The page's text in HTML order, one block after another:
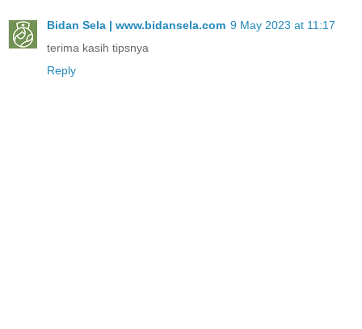
Bidan Sela | www.bidansela.com 9 May 2023 at 11:17
terima kasih tipsnya
Reply